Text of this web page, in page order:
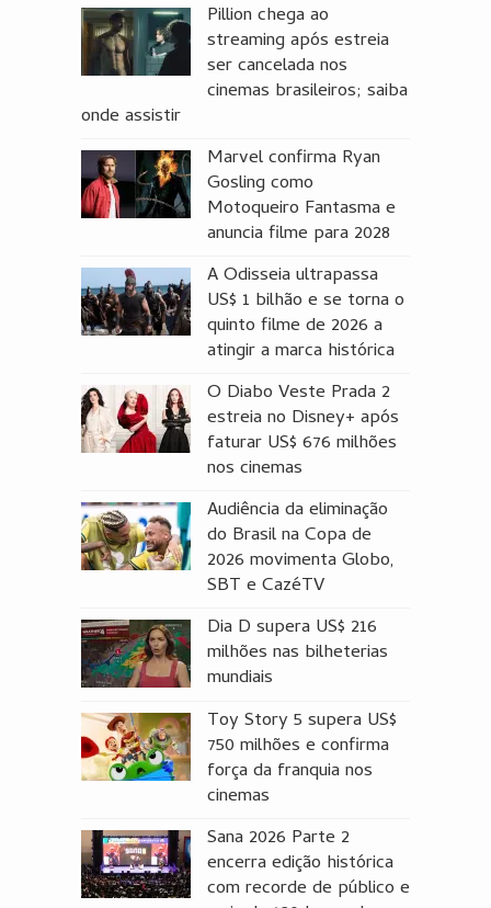
Pillion chega ao
streaming após estreia
ser cancelada nos
cinemas brasileiros; saiba
onde assistir
Marvel confirma Ryan
Gosling como
Motoqueiro Fantasma e
anuncia filme para 2028
A Odisseia ultrapassa
US$ 1 bilhão e se torna o
quinto filme de 2026 a
atingir a marca histórica
O Diabo Veste Prada 2
estreia no Disney+ após
faturar US$ 676 milhões
nos cinemas
Audiência da eliminação
do Brasil na Copa de
2026 movimenta Globo,
SBT e CazéTV
Dia D supera US$ 216
milhões nas bilheterias
mundiais
Toy Story 5 supera US$
750 milhões e confirma
força da franquia nos
cinemas
Sana 2026 Parte 2
encerra edição histórica
com recorde de público e